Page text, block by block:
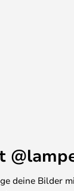
deine Bilder